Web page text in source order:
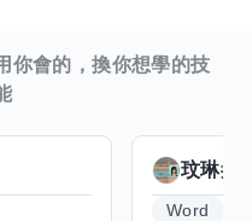
你會的，換你想學的技
玟琳擅
Word